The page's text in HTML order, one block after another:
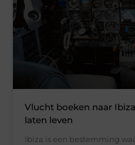
Vlucht boeken naar
laten leven
Ibiza is een bestemming